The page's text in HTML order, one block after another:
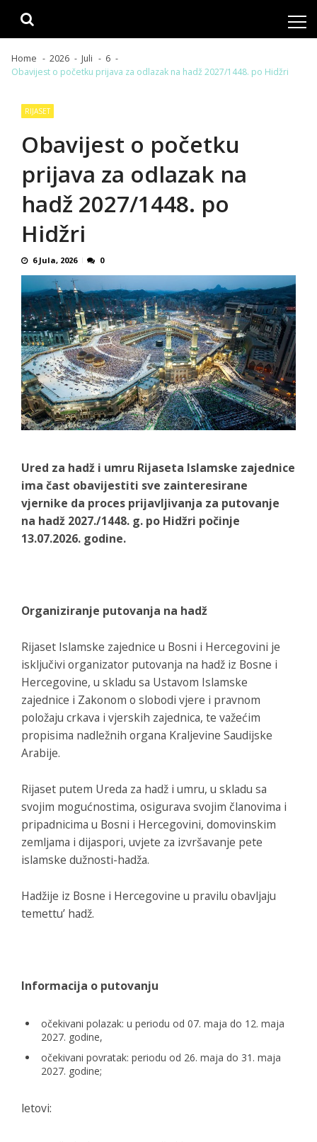
Home 2026 Juli
6
Obavijest o početku prijava za odlazak na hadž 2027/1448. po Hidžri
RIJASET
Obavijest o početku
prijava za odlazak na
hadž 2027/1448. po
Hidžri
6 Jula, 2026 0
Ured za hadž i umru Rijaseta Islamske zajednice
ima čast obavijestiti sve zainteresirane
vjernike da proces prijavljivanja za putovanje
na hadž 2027./1448. g. po Hidžri počinje
13.07.2026. godine.
Organiziranje putovanja na hadž
Rijaset Islamske zajednice u Bosni i Hercegovini je
isključivi organizator putovanja na hadž iz Bosne i
Hercegovine, u skladu sa Ustavom Islamske
zajednice i Zakonom o slobodi vjere i pravnom
položaju crkava i vjerskih zajednica, te važećim
propisima nadležnih organa Kraljevine Saudijske
Arabije.
Rijaset putem Ureda za hadž i umru, u skladu sa
svojim mogućnostima, osigurava svojim članovima i
pripadnicima u Bosni i Hercegovini, domovinskim
zemljama i dijaspori, uvjete za izvršavanje pete
islamske dužnosti-hadža.
Hadžije iz Bosne i Hercegovine u pravilu obavljaju
temettu’ hadž.
Informacija o putovanju
očekivani polazak: u periodu od 07. maja do 12. maja
2027. godine,
očekivani povratak: periodu od 26. maja do 31. maja
2027. godine;
letovi: